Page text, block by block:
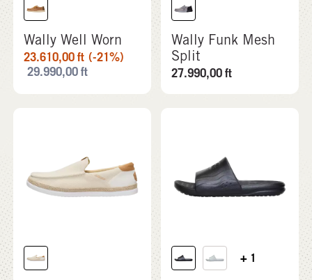
Wally Well Worn
23.610,00ft (-21%)
29.990,00ft
Wally Funk Mesh
Split
27.990,00ft
+ 1